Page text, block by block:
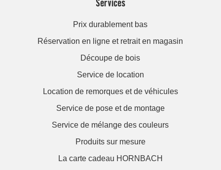
Prix durablement bas
Réservation en ligne et retrait en magasin
Découpe de bois
Service de location
Location de remorques et de véhicules
Service de pose et de montage
Service de mélange des couleurs
Produits sur mesure
La carte cadeau HORNBACH